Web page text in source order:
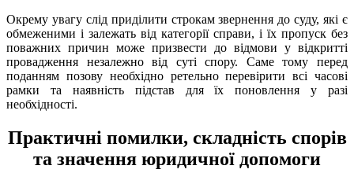
Окрему увагу слід приділити строкам звернення до суду, які є
обмеженими і залежать від категорії справи, і їх пропуск без
поважних причин може призвести до відмови у відкритті
провадження незалежно від суті спору. Саме тому перед
поданням позову необхідно ретельно перевірити всі часові
рамки та наявність підстав для їх поновлення у разі
необхідності.
Практичні помилки, складність спорів
та значення юридичної допомоги